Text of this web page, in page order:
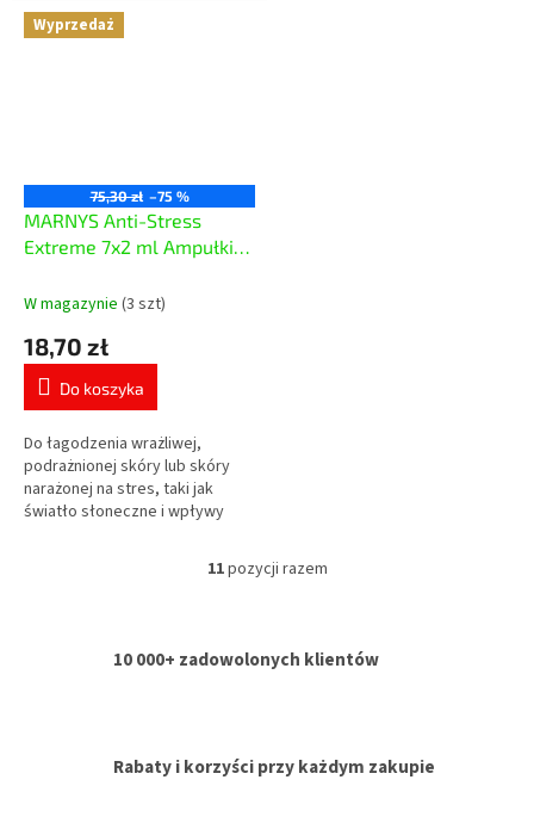
smaku...
Wyprzedaż
75,30 zł –75 %
MARNYS Anti-Stress
Extreme 7x2 ml Ampułki
W magazynie (3 szt)
18,70 zł
Do koszyka
Do łagodzenia wrażliwej,
podrażnionej skóry lub skóry
narażonej na stres, taki jak
światło słoneczne i wpływy
zmęczonej i zaczerwienionej
K
r
i
11pozycji razem
10 000+ zadowolonych klientów
Rabaty i korzyści przy każdym zakupie